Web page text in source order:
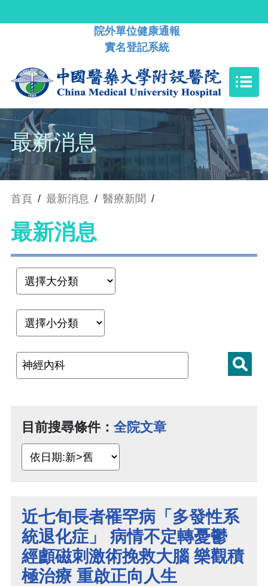
院外單位健康通報
實名登記系統
最新消息
首頁 / 最新消息 / 醫療新聞 /
最新消息
目前搜尋條件： 全院文章
近七旬長者罹罕病「多發性系
統退化症」 病情不定轉憂鬱
經顱磁刺激術挽救大腦 樂觀積
極治療 重啟正向人生